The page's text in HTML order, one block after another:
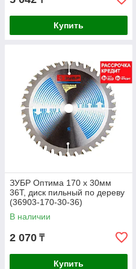
Купить
ЗУБР Оптима 170 x 30мм
36Т, диск пильный по дереву
(36903-170-30-36)
В наличии
2 070 ₸
Купить